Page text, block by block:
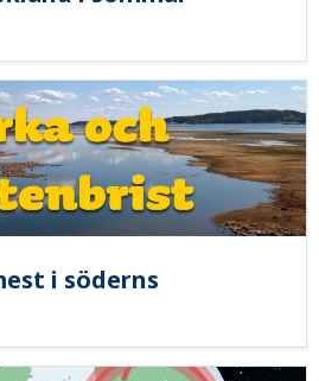
i söderns